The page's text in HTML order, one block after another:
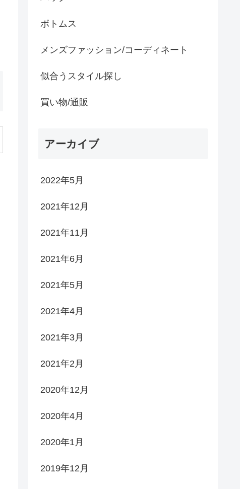
ボトムス
メンズファッション/コーディネート
似合うスタイル探し
買い物/通販
アーカイブ
2022年5月
2021年12月
2021年11月
2021年6月
2021年5月
2021年4月
2021年3月
2021年2月
2020年12月
2020年4月
2020年1月
2019年12月